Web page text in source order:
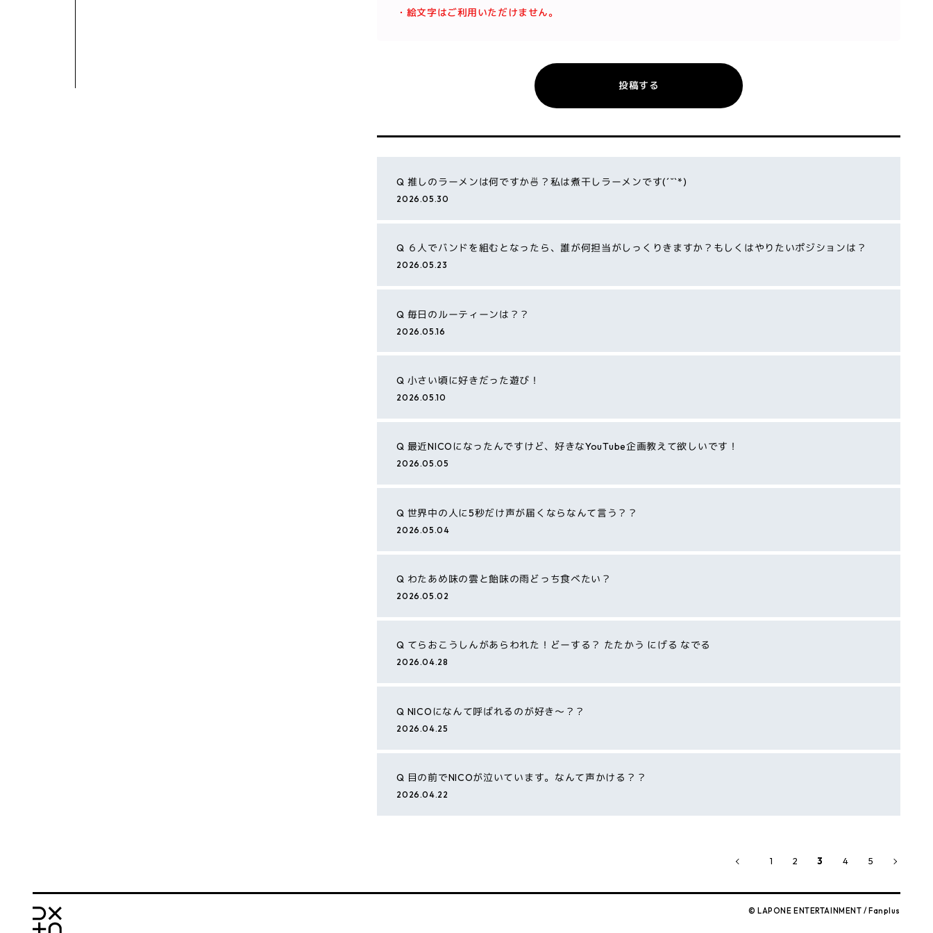
・絵文字はご利用いただけません。
投稿する
Q 推しのラーメンは何ですか🍜？私は煮干しラーメンです(´˘`*)
2026.05.30
Q ６人でバンドを組むとなったら、誰が何担当がしっくりきますか？もしくはやりたいポジションは？
2026.05.23
Q 毎日のルーティーンは？？
2026.05.16
Q 小さい頃に好きだった遊び！
2026.05.10
Q 最近NICOになったんですけど、好きなYouTube企画教えて欲しいです！
2026.05.05
Q 世界中の人に5秒だけ声が届くならなんて言う？？
2026.05.04
Q わたあめ味の雲と飴味の雨どっち食べたい？
2026.05.02
Q てらおこうしんがあらわれた！どーする？ たたかう にげる なでる
2026.04.28
Q NICOになんて呼ばれるのが好き〜？？
2026.04.25
Q 目の前でNICOが泣いています。なんて声かける？？
2026.04.22
1 2 3 4 5
© LAPONE ENTERTAINMENT / Fanplus